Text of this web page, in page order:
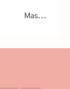
Mas...